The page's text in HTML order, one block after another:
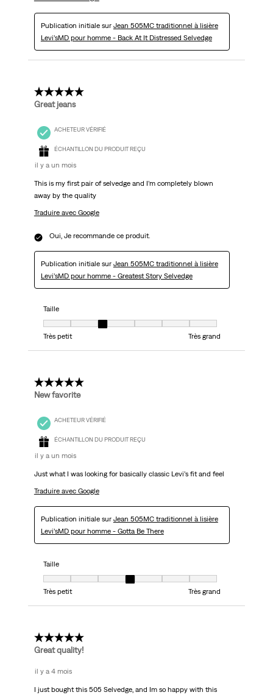
Publication initiale sur Jean 505MC traditionnel à lisière
Levi’sMD pour homme - Back At It Distressed Selvedge
5 étoile(s) sur 5.
Great jeans
ACHETEUR VÉRIFIÉ
ÉCHANTILLON DU PRODUIT REÇU
il y a un mois
This is my first pair of selvedge and I’m completely blown
away by the quality
Traduire avec Google
Oui, Je recommande ce produit.
Publication initiale sur Jean 505MC traditionnel à lisière
Levi’sMD pour homme - Greatest Story Selvedge
Taille
Taille, 3 sur 7, où 1 est égal à Très petit et 7 est égal à Très grand
Très petit
Très grand
5 étoile(s) sur 5.
New favorite
ACHETEUR VÉRIFIÉ
ÉCHANTILLON DU PRODUIT REÇU
il y a un mois
Just what I was looking for basically classic Levi’s fit and feel
Traduire avec Google
Publication initiale sur Jean 505MC traditionnel à lisière
Levi’sMD pour homme - Gotta Be There
Taille
Taille, 4 sur 7, où 1 est égal à Très petit et 7 est égal à Très grand
Très petit
Très grand
5 étoile(s) sur 5.
Great quality!
il y a 4 mois
I just bought this 505 Selvedge, and Im so happy with this